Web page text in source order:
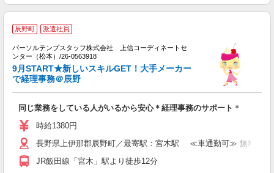
辰野町 派遣社員
パーソルテンプスタッフ株式会社 上信コーディネートセ
ンター（松本）/26-0563918
9月START★新しいスキルGET！大手メーカー
で経理事務＠辰野
同じ業務をしている人がいるから安心＊経理事務のサポート＊
時給1380円
長野県上伊那郡辰野町／最寄駅：宮木駅 ≪車通勤可≫ 無料駐
JR飯田線「宮木」駅より徒歩12分